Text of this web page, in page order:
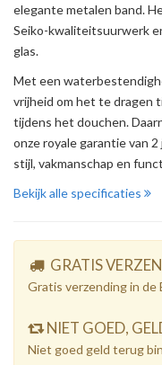
elegante metalen band.
Seiko-kwaliteitsuurwerk
glas.
Met een
vrijheid om het te dragen
tijdens het douchen.
onze royale garantie van
stijl, vakmanschap en
Bekijk alle specificaties
GRATIS
Gratis verzending in de
NIET GOED,
Niet goed geld terug